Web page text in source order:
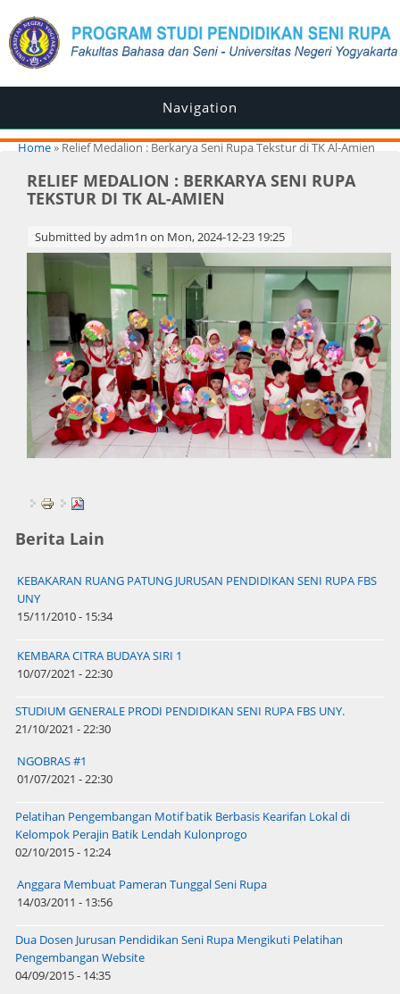
Navigation
You are here
Home» Relief Medalion : Berkarya Seni Rupa Tekstur di TK Al-Amien
RELIEF MEDALION : BERKARYA SENI RUPA
TEKSTUR DI TK AL-AMIEN
Submitted byadm1n on Mon, 2024-12-23 19:25
Berita Lain
KEBAKARAN RUANG PATUNG JURUSAN PENDIDIKAN SENI RUPA FBS
UNY
15/11/2010 - 15:34
KEMBARA CITRA BUDAYA SIRI 1
10/07/2021 - 22:30
STUDIUM GENERALE PRODI PENDIDIKAN SENI RUPA FBS UNY.
21/10/2021 - 22:30
NGOBRAS #1
01/07/2021 - 22:30
Pelatihan Pengembangan Motif batik Berbasis Kearifan Lokal di
Kelompok Perajin Batik Lendah Kulonprogo
02/10/2015 - 12:24
Anggara Membuat Pameran Tunggal Seni Rupa
14/03/2011 - 13:56
Dua Dosen Jurusan Pendidikan Seni Rupa Mengikuti Pelatihan
Pengembangan Website
04/09/2015 - 14:35